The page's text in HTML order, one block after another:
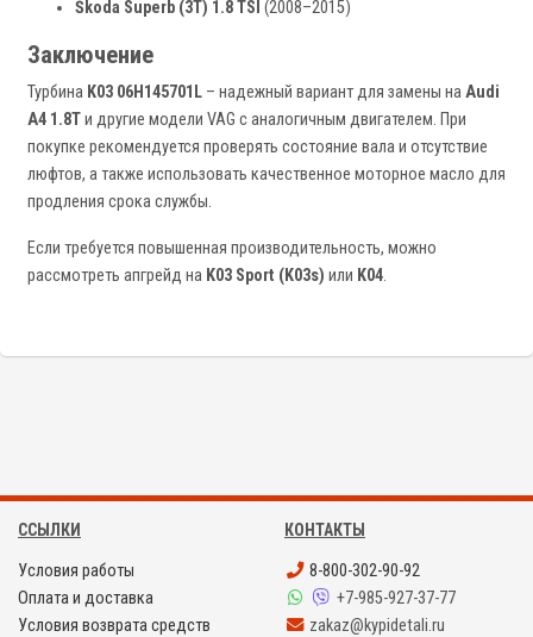
Škoda Superb (3T) 1.8 TSI (2008–2015)
Заключение
Турбина K03 06H145701L – надежный вариант для замены наAudi
A4 1.8Tи другие модели VAG с аналогичным двигателем. При
покупке рекомендуется проверять состояние вала и отсутствие
люфтов, а также использовать качественное моторное масло для
продления срока службы.
Если требуется повышенная производительность, можно
рассмотреть апгрейд на K03 Sport (K03s) или K04.
ССЫЛКИ
Условия работы
Оплата и доставка
Условия возврата средств
КОНТАКТЫ
8-800-302-90-92
+7-985-927-37-77
zakaz@kypidetali.ru